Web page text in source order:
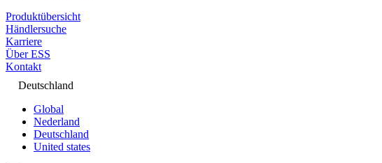
Produktübersicht
Händlersuche
Karriere
Über ESS
Kontakt
Deutschland
Global
Nederland
Deutschland
United states